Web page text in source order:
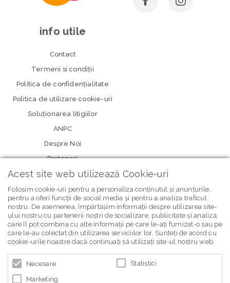
info utile
Contact
Termeni si condiţii
Politica de confidenţialitate
Politica de utilizare cookie-uri
Soluționarea litigiilor
ANPC
Despre Noi
Parteneri
newsletter Bebe Brands
Acest site web utilizează Cookie-uri
Folosim cookie-uri pentru a personaliza conținutul și anunțurile,
pentru a oferi funcții de social media și pentru a analiza traficul
nostru. De asemenea, împărtășim informații despre utilizarea site-
ului nostru cu partenerii noștri de socializare, publicitate și analiză,
care îl pot combina cu alte informații pe care le-ați furnizat-o sau pe
care le-au colectat din utilizarea serviciilor lor. Sunteți de acord cu
cookie-urile noastre dacă continuați să utilizați site-ul nostru web.
Necesare Statistici
Marketing